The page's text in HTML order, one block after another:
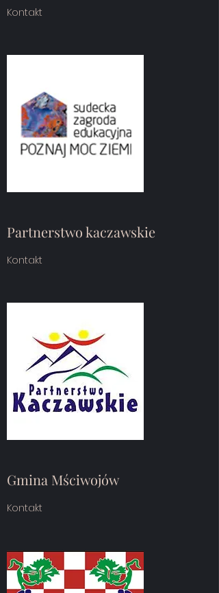
Kontakt
Partnerstwo kaczawskie
Kontakt
Gmina Mściwojów
Kontakt